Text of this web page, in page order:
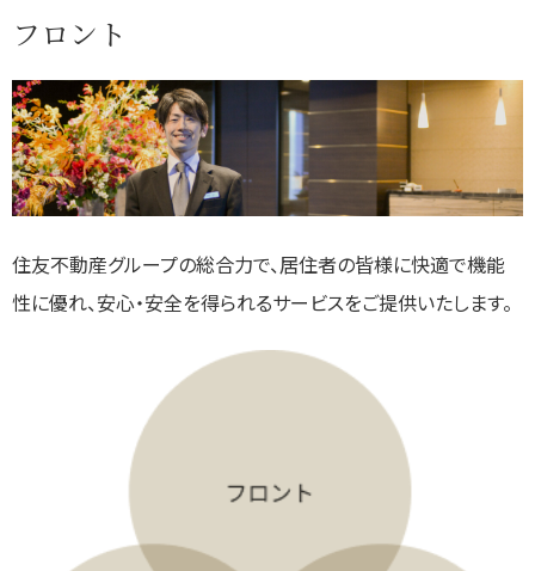
フロント
住友不動産グループの総合力で、居住者の皆様に快適で機能
性に優れ、安心・安全を得られるサービスをご提供いたします。